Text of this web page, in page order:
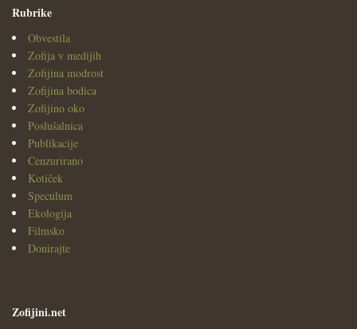
Rubrike
Obvestila
Zofija v medijih
Zofijina modrost
Zofijina bodica
Zofijino oko
Poslušalnica
Publikacije
Cenzurirano
Kotiček
Speculum
Ekologija
Filmsko
Donirajte
Zofijini.net